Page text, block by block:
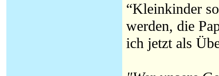
“Kleinkinder
werden, die
ich jetzt als